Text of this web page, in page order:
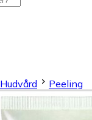
Hudvård Peeling